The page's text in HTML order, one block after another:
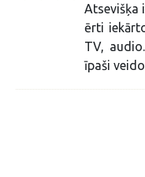
Atsevišķa
ērti
TV,
īpaši